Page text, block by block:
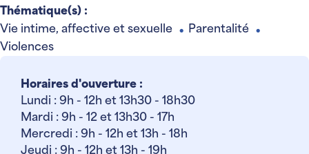
Thématique(s) :
Vie intime, affective et sexuelle
● Parentalité ●
Violences
Horaires d'ouverture :
Lundi : 9h - 12h et 13h30 - 18h30
Mardi : 9h - 12 et 13h30 - 17h
Mercredi : 9h - 12h et 13h - 18h
Jeudi : 9h - 12h et 13h - 19h